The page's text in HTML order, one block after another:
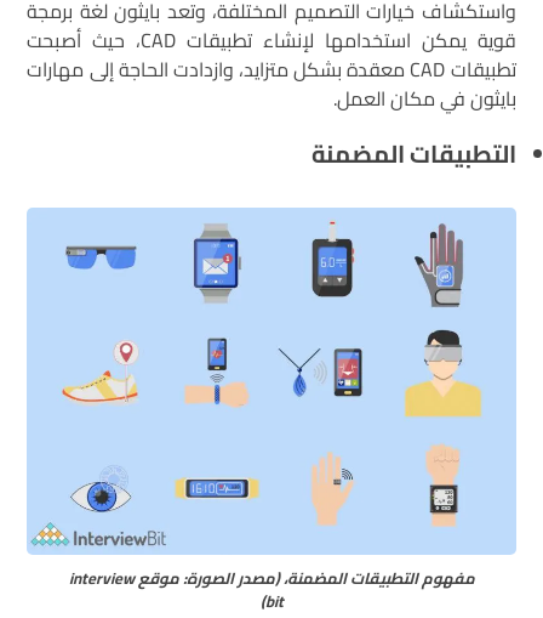
واستكشاف خيارات التصميم المختلفة، وتعد بايثون لغة برمجة
قوية يمكن استخدامها لإنشاء تطبيقات CAD، حيث أصبحت
تطبيقات CAD معقدة بشكل متزايد، وازدادت الحاجة إلى مهارات
بايثون في مكان العمل.
التطبيقات المضمنة
مفهوم التطبيقات المضمنة، (مصدر الصورة: موقع interview
bit)